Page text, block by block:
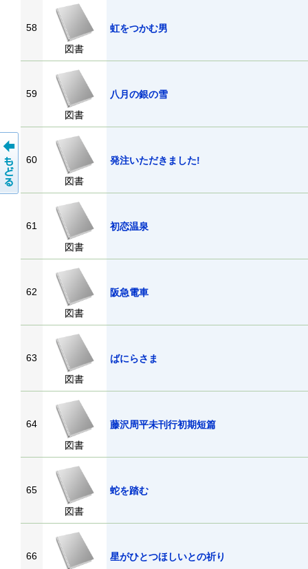
58
図書
虹をつかむ男
59
図書
八月の銀の雪
60
図書
発注いただきました!
61
図書
初恋温泉
62
図書
阪急電車
63
図書
ばにらさま
64
図書
藤沢周平未刊行初期短篇
65
図書
蛇を踏む
66
星がひとつほしいとの祈り